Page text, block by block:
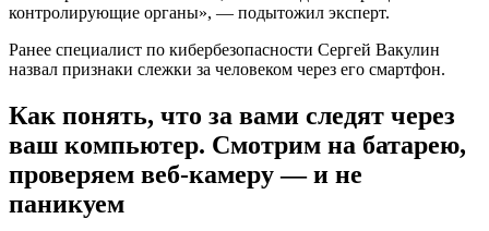
контролирующие органы», — подытожил эксперт.
Ранее специалист по кибербезопасности Сергей Вакулин
назвал признаки слежки за человеком через его смартфон.
Как понять, что за вами следят через
ваш компьютер. Смотрим на батарею,
проверяем веб-камеру — и не
паникуем